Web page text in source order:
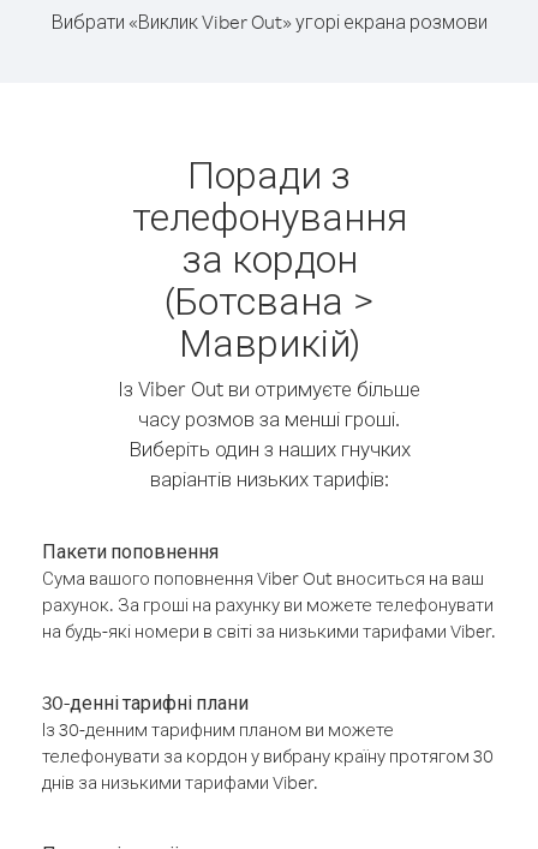
Вибрати «Виклик Viber Out» угорі екрана розмови
Поради з
телефонування
за кордон
(Ботсвана >
Маврикій)
Із Viber Out ви отримуєте більше
часу розмов за менші гроші.
Виберіть один з наших гнучких
варіантів низьких тарифів:
Пакети поповнення
Сума вашого поповнення Viber Out вноситься на ваш
рахунок. За гроші на рахунку ви можете телефонувати
на будь-які номери в світі за низькими тарифами Viber.
30-денні тарифні плани
Із 30-денним тарифним планом ви можете
телефонувати за кордон у вибрану країну протягом 30
днів за низькими тарифами Viber.